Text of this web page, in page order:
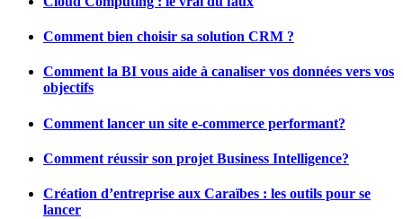
Comment bien choisir sa solution CRM ?
Comment la BI vous aide à canaliser vos données vers vos
objectifs
Comment lancer un site e-commerce performant?
Comment réussir son projet Business Intelligence?
Création d’entreprise aux Caraïbes : les outils pour se
lancer